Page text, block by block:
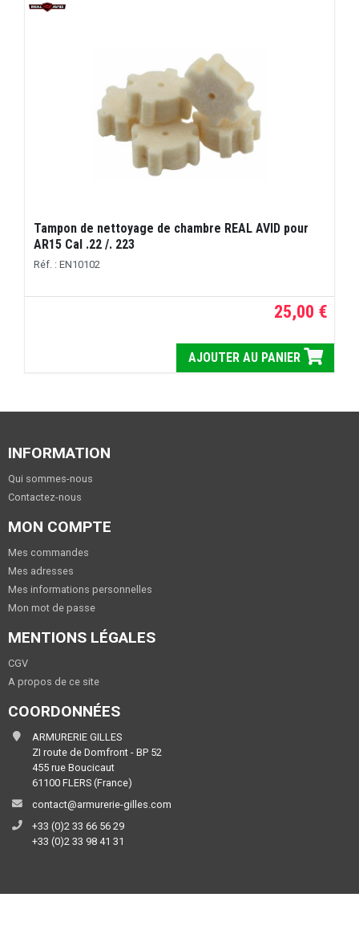
Tampon de nettoyage de chambre REAL AVID pour
AR15 Cal .22 /. 223
Réf. : EN10102
25,00 €
AJOUTER AU PANIER
INFORMATION
Qui sommes-nous
Contactez-nous
MON COMPTE
Mes commandes
Mes adresses
Mes informations personnelles
Mon mot de passe
MENTIONS LÉGALES
CGV
A propos de ce site
COORDONNÉES
ARMURERIE GILLES
ZI route de Domfront - BP 52
455 rue Boucicaut
61100 FLERS (France)
contact@armurerie-gilles.com
+33 (0)2 33 66 56 29
+33 (0)2 33 98 41 31